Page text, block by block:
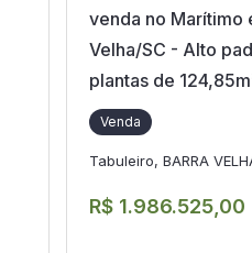
venda no Marítimo
Velha/SC - Alto
plantas de
Venda
Tabuleiro, BARRA
R$ 1.986.525,00